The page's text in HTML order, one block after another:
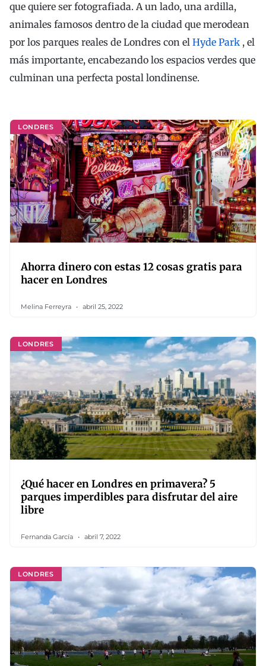
que quiere ser fotografiada. A un lado, una ardilla,
animales famosos dentro de la ciudad que merodean
por los parques reales de Londres con el Hyde Park , el
más importante, encabezando los espacios verdes que
culminan una perfecta postal londinense.
LONDRES
Ahorra dinero con estas 12 cosas gratis para
hacer en Londres
Melina Ferreyra abril 25, 2022
LONDRES
¿Qué hacer en Londres en primavera? 5
parques imperdibles para disfrutar del aire
libre
Fernanda García abril 7, 2022
LONDRES